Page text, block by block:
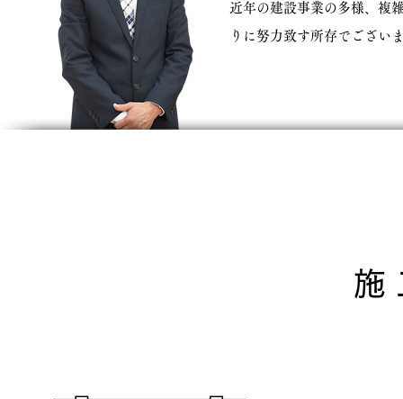
近年の建設事業の多様、複
りに努力致す所存でござい